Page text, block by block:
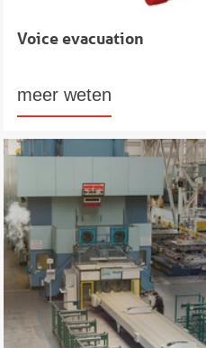
Voice evacuation
meer weten